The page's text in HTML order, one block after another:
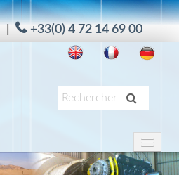
+33(0) 4 72 14 69 00
PRODUKTE